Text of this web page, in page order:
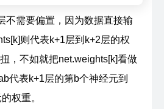
不需要偏置，因为数据直接输
则代表k+1层到k+2层的权
，不如就把net.weights[k]看做
代表k+1层的第b个神经元到
权重。